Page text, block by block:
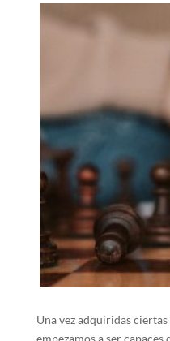
Una vez adquiridas
empezamos a ser